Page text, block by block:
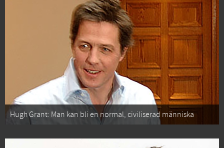
Hugh Grant: Man kan bli en normal, civiliserad människa